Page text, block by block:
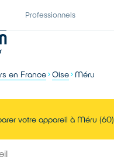
Professionnels
en France Oise Méru
votre appareil à Méru (60)